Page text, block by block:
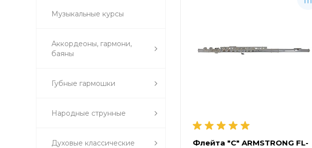
Музыкальные курсы
Аккордеоны, гармони,
баяны
Губные гармошки
Народные струнные
Духовые классические
Флейта "C" ARMSTRONG FL-